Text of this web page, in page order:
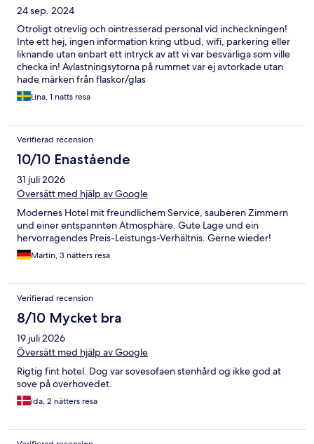
24 sep. 2024
Otroligt otrevlig och ointresserad personal vid incheckningen!
Inte ett hej, ingen information kring utbud, wifi, parkering eller
liknande utan enbart ett intryck av att vi var besvärliga som ville
checka in! Avlastningsytorna på rummet var ej avtorkade utan
hade märken från flaskor/glas
Lina, 1 natts resa
Verifierad recension
10/10 Enastående
31 juli 2026
Översätt med hjälp av Google
Modernes Hotel mit freundlichem Service, sauberen Zimmern
und einer entspannten Atmosphäre. Gute Lage und ein
hervorragendes Preis-Leistungs-Verhältnis. Gerne wieder!
Martin, 3 nätters resa
Verifierad recension
8/10 Mycket bra
19 juli 2026
Översätt med hjälp av Google
Rigtig fint hotel. Dog var sovesofaen stenhård og ikke god at
sove på overhovedet.
ida, 2 nätters resa